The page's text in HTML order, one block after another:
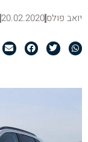
יואב פולס20.02.2020